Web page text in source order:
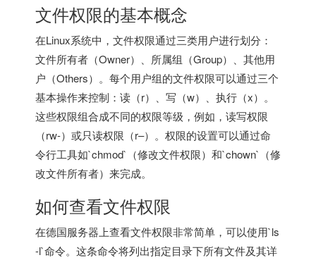
文件权限的基本概念
在Linux系统中，文件权限通过三类用户进行划分：
文件所有者（Owner）、所属组（Group）、其他用
户（Others）。每个用户组的文件权限可以通过三个
基本操作来控制：读（r）、写（w）、执行（x）。
这些权限组合成不同的权限等级，例如，读写权限
（rw-）或只读权限（r–）。权限的设置可以通过命
令行工具如`chmod`（修改文件权限）和`chown`（修
改文件所有者）来完成。
如何查看文件权限
在德国服务器 上查看文件权限非常简单，可以使用`ls
-l`命令。这条命令将列出指定目录下所有文件及其详